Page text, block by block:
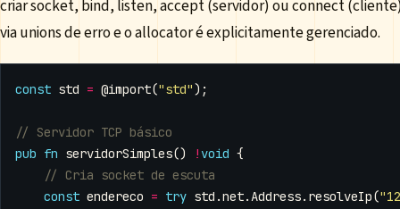
criar socket, bind, listen, accept (servidor) ou connect
via unions de erro e o allocator é explicitamente gerenciado.
const std = @import("std");
pub fn servidorSimples() ! void {
const endereco = try std .net.Address. resolveIp(